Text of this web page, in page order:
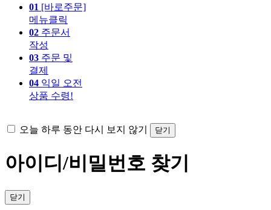
01 [바로주문]
메뉴클릭
02 주문서
작성
03 주문 및
결제
04 익일 오전
상품 수령!
오늘 하루 동안 다시 보지 않기 닫기
아이디/비밀번호 찾기
닫기